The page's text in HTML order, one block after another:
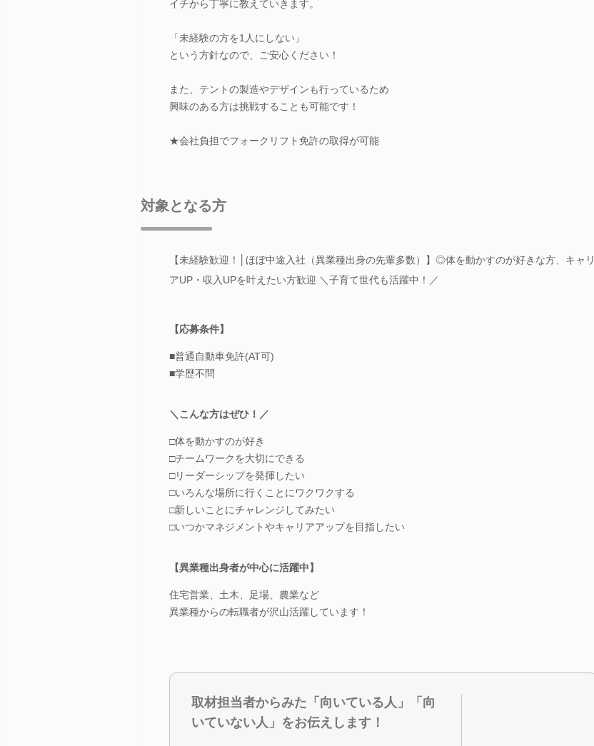
イチから丁寧に教えていきます。
「未経験の方を1人にしない」
という方針なので、ご安心ください！
また、テントの製造やデザインも行っているため
興味のある方は挑戦することも可能です！
★会社負担でフォークリフト免許の取得が可能
対象となる方
【未経験歓迎！│ほぼ中途入社（異業種出身の先輩多数）】◎体を動かすのが好きな方、キャリ
アUP・収入UPを叶えたい方歓迎 ＼子育て世代も活躍中！／
【応募条件】
■普通自動車免許(AT可)
■学歴不問
＼こんな方はぜひ！／
□体を動かすのが好き
□チームワークを大切にできる
□リーダーシップを発揮したい
□いろんな場所に行くことにワクワクする
□新しいことにチャレンジしてみたい
□いつかマネジメントやキャリアアップを目指したい
【異業種出身者が中心に活躍中】
住宅営業、土木、足場、農業など
異業種からの転職者が沢山活躍しています！
取材担当者からみた「向いている人」「向
いていない人」をお伝えします！